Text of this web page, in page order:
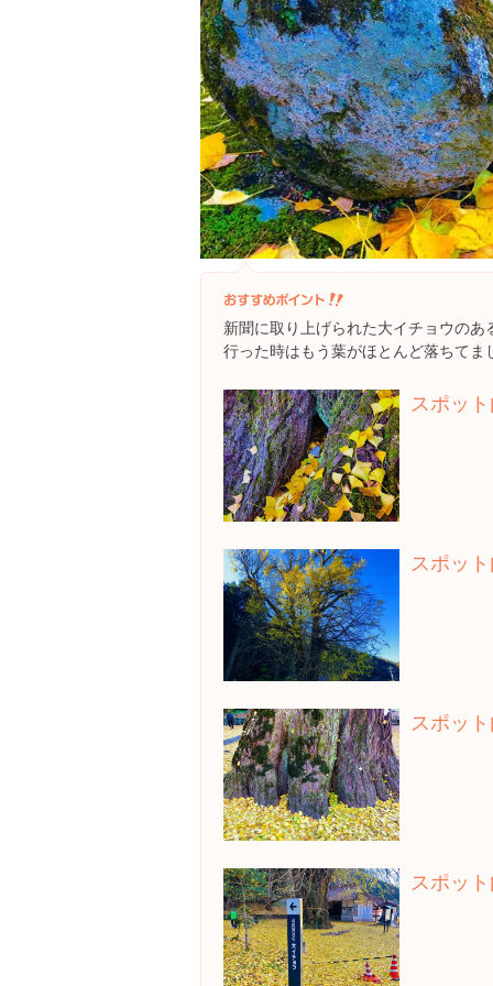
新聞に取り上げられた大イチョウのあ
行った時はもう葉がほとんど落ちてま
スポッ
スポッ
スポッ
スポッ